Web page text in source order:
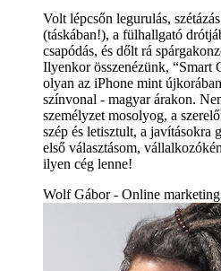
Volt lépcsőn legurulás,
(táskában!), a fülhallgató
csapódás, és dőlt rá
Ilyenkor összenézünk, “Smart
olyan az iPhone mint
színvonal - magyar árakon.
személyzet mosolyog, a
szép és letisztult, a javításokra
első választásom,
ilyen cég lenne!
Wolf Gábor - Online